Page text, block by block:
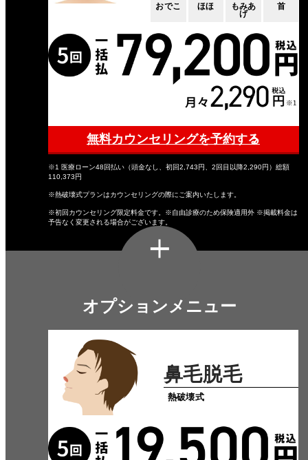
おでこ ほほ もみあ
げ
首
無料カウンセリングを予約する
※1 医療ローン48回払い（頭金なし、初回2,743円、2回目以降2,290円）総額
110,373円
※熱破壊式プランはカウンセリングの際にご案内いたします。
※初回カウンセリング限定料金です。※自由診療のため保険適用外 ※掲載料金は
予告なく変更される場合がございます。
オプションメニュー
鼻毛脱毛
熱破壊式